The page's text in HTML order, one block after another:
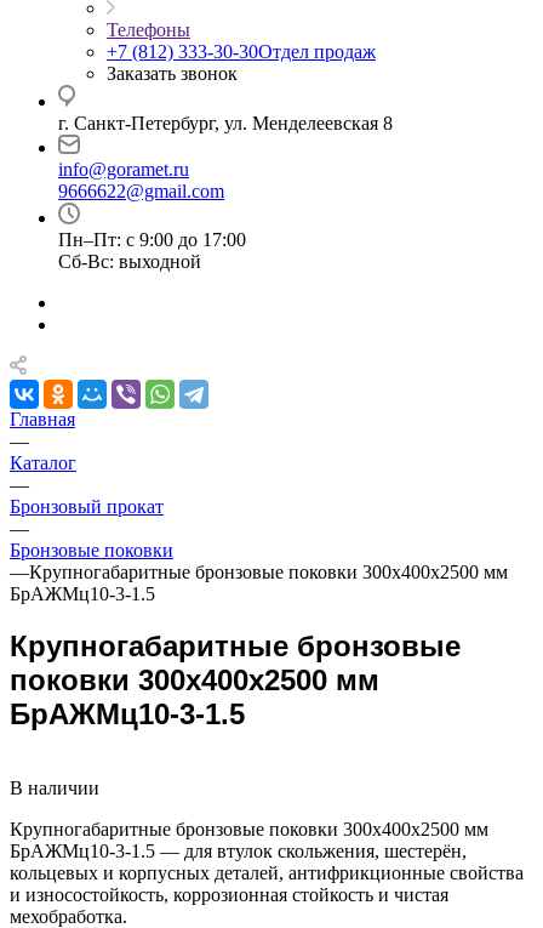
Телефоны
+7 (812) 333-30-30Отдел продаж
Заказать звонок
г. Санкт-Петербург, ул. Менделеевская 8
info@goramet.ru
9666622@gmail.com
Пн–Пт: с 9:00 до 17:00
Сб-Вс: выходной
Главная
—
Каталог
—
Бронзовый прокат
—
Бронзовые поковки
—Крупногабаритные бронзовые поковки 300х400х2500 мм
БрАЖМц10-3-1.5
Крупногабаритные бронзовые
поковки 300х400х2500 мм
БрАЖМц10-3-1.5
В наличии
Крупногабаритные бронзовые поковки 300х400х2500 мм
БрАЖМц10-3-1.5 — для втулок скольжения, шестерён,
кольцевых и корпусных деталей, антифрикционные свойства
и износостойкость, коррозионная стойкость и чистая
мехобработка.